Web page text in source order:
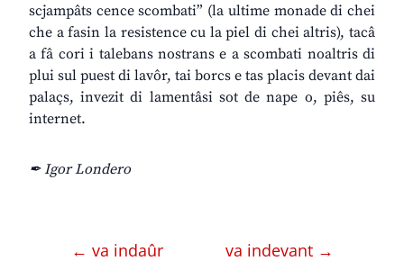
scjampâts cence scombati” (la ultime monade di chei
che a fasin la resistence cu la piel di chei altris), tacâ
a fâ cori i talebans nostrans e a scombati noaltris di
plui sul puest di lavôr, tai borcs e tas placis devant dai
palaçs, invezit di lamentâsi sot de nape o, piês, su
internet.
✒ Igor Londero
← va indaûr va indevant →